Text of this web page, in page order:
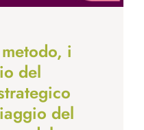
i
del
del